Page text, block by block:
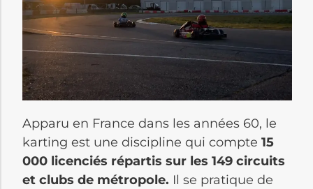
Apparu en France dans les années 60, le
karting est une discipline qui compte 15
000 licenciés répartis sur les 149 circuits
et clubs de métropole. Il se pratique de